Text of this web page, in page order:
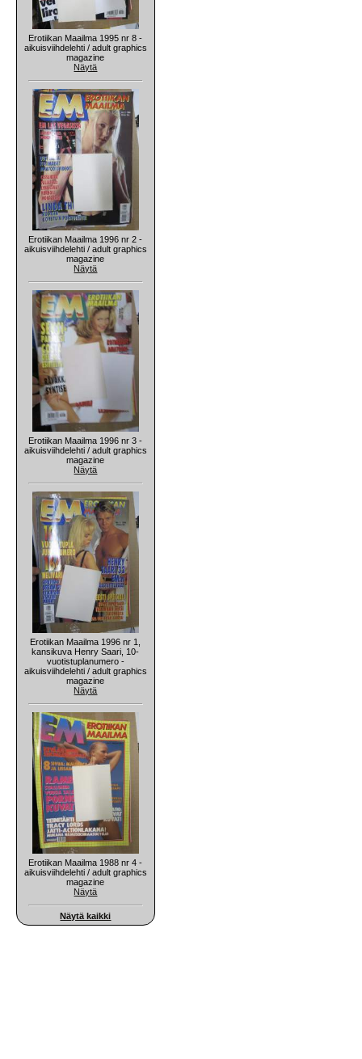
Erotiikan Maailma 1995 nr 8 -
aikuisviihdelehti / adult graphics
magazine
Näytä
Erotiikan Maailma 1996 nr 2 -
aikuisviihdelehti / adult graphics
magazine
Näytä
Erotiikan Maailma 1996 nr 3 -
aikuisviihdelehti / adult graphics
magazine
Näytä
Erotiikan Maailma 1996 nr 1,
kansikuva Henry Saari, 10-
vuotistuplanumero -
aikuisviihdelehti / adult graphics
magazine
Näytä
Erotiikan Maailma 1988 nr 4 -
aikuisviihdelehti / adult graphics
magazine
Näytä
Näytä kaikki